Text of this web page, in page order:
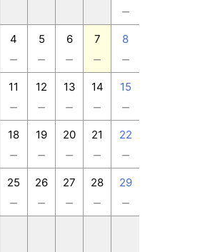
－
4
－
5
－
6
－
7
－
8
－
11
－
12
－
13
－
14
－
15
－
18
－
19
－
20
－
21
－
22
－
25
－
26
－
27
－
28
－
29
－